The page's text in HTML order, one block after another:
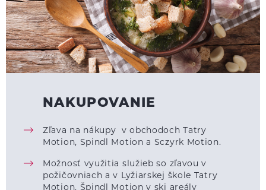
NAKUPOVANIE
Zľava na nákupy v obchodoch Tatry
Motion, Spindl Motion a Sczyrk Motion.
Možnosť využitia služieb so zľavou v
požičovniach a v Lyžiarskej škole Tatry
Motion, Špindl Motion v ski areály